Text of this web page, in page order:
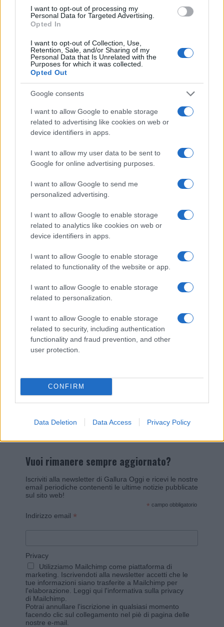
I want to opt-out of processing my
Personal Data for Targeted Advertising.
Opted In
I want to opt-out of Collection, Use,
Retention, Sale, and/or Sharing of my
Personal Data that Is Unrelated with the
Purposes for which it was collected.
Opted Out
Google consents
I want to allow Google to enable storage
related to advertising like cookies on web or
device identifiers in apps.
I want to allow my user data to be sent to
Google for online advertising purposes.
I want to allow Google to send me
personalized advertising.
I want to allow Google to enable storage
related to analytics like cookies on web or
device identifiers in apps.
I want to allow Google to enable storage
related to functionality of the website or app.
I want to allow Google to enable storage
related to personalization.
I want to allow Google to enable storage
related to security, including authentication
functionality and fraud prevention, and other
user protection.
CONFIRM
Data Deletion Data Access Privacy Policy
NECROLOGIE
Mario Malu
Paolo Pinna
Martina Agostina Diturco
I nostri cari
I nostri cari
I nostri cari
Invia un Comunicato Stampa
Vuoi rimanere sempre aggiornato?
Iscriviti alla newsletter di Gallura Oggi e ricevi le nostre
email periodiche contenenti le ultime notizie pubblicate
sul sito web!
* campo obbligatorio
Indirizzo email *
Privacy
Utilizziamo Mailchimp come piattaforma di
marketing. Iscrivendoti alla newsletter accetti che le
tue informazioni siano trasferite a Mailchimp per
l'elaborazione. Leggi qui l'informativa sulla privacy
di Mailchimp
Potrai annullare l'iscrizione in qualsiasi momento
facendo clic sul collegamento nel piè di pagina delle
nostre e-mail.